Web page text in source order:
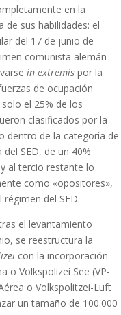
en la
de sus habilidades: el
del 17 de junio de
comunista alemán
in extremis por la
de ocupación
el 25% de los
clasificados por la
dentro de la categoría de
SED, de un 40%
al tercio restante lo
como «opositores»,
del SED.
el levantamiento
se reestructura la
con la incorporación
o Volkspolizei See (VP-
o Volkspolitzei-Luft
un tamaño de 100.000